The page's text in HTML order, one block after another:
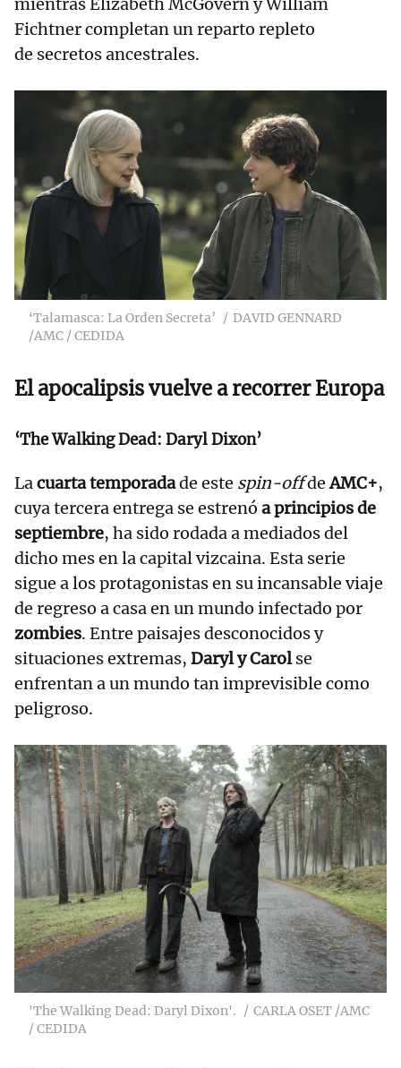
Fichtner completan un reparto repleto
de secretos ancestrales.
‘Talamasca: La Orden Secreta’
DAVID GENNARD
/AMC / CEDIDA
El apocalipsis vuelve a recorrer Europa
‘The Walking Dead: Daryl Dixon’
Lacuarta temporadade este spin-offdeAMC+,
cuya tercera entrega se estrenó a principios de
septiembre, ha sido rodada a mediados del
dicho mes en la capital vizcaina. Esta serie
sigue a los protagonistas en su incansable viaje
de regreso a casa en un mundo infectado por
zombies. Entre paisajes desconocidos y
situaciones extremas, Daryl y Carolse
enfrentan a un mundo tan imprevisible como
peligroso.
'The Walking Dead: Daryl Dixon'.
CARLA OSET /AMC
/ CEDIDA